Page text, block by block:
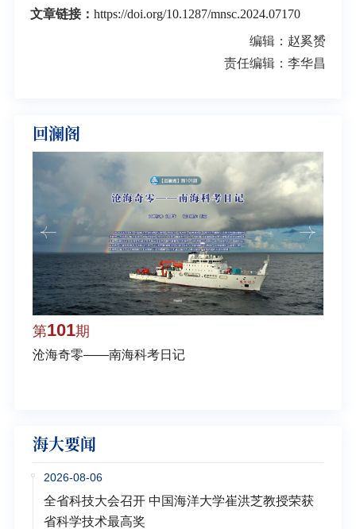
文章链接： https://doi.org/10.1287/mnsc.2024.07170
编辑：赵奚赟
责任编辑：李华昌
回澜阁
第101期
沧海奇零——南海科考日记
海大要闻
2026-08-06
全省科技大会召开 中国海洋大学崔洪芝教授荣获
省科学技术最高奖